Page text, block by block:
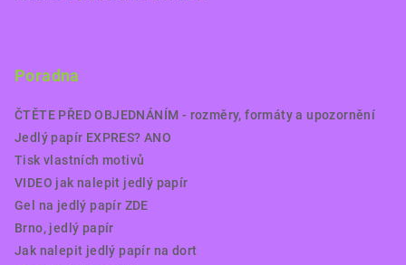
Poradna
ČTĚTE PŘED OBJEDNÁNÍM - rozměry, formáty a upozornění
Jedlý papír EXPRES? ANO
Tisk vlastních motivů
VIDEO jak nalepit jedlý papír
Gel na jedlý papír ZDE
Brno, jedlý papír
Jak nalepit jedlý papír na dort